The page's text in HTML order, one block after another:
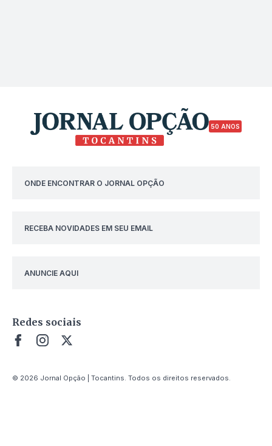
50 ANOS
ONDE ENCONTRAR O JORNAL OPÇÃO
RECEBA NOVIDADES EM SEU EMAIL
ANUNCIE AQUI
Redes sociais
© 2026 Jornal Opção | Tocantins. Todos os direitos reservados.